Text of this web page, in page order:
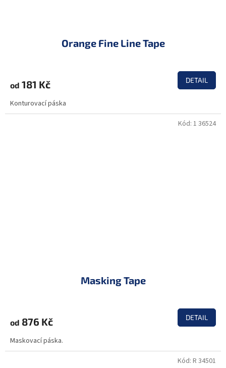
Orange Fine Line Tape
od 181 Kč DETAIL
Konturovací páska
Masking Tape
od 876 Kč DETAIL
Maskovací páska.
Kód: 1 36524
Kód: R 34501